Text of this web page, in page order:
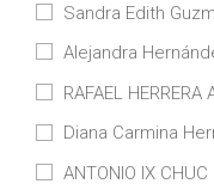
Sandra Edith
Alejandra
RAFAEL HERRERA
Diana Carmina
ANTONIO IX CHUC